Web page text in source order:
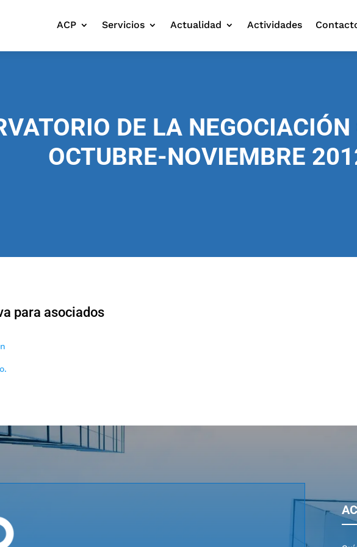
ACP Servicios Actualidad Actividades
DE LA
OCTUBRE-NOVIEMBRE
para asociados